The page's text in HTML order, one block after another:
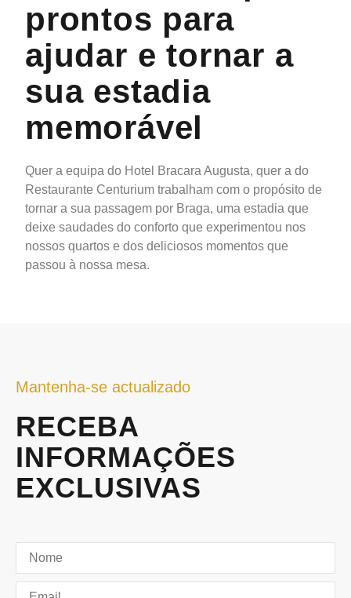
prontos para
ajudar e tornar a
sua estadia
memorável
Quer a equipa do Hotel Bracara Augusta, quer a do
Restaurante Centurium trabalham com o propósito de
tornar a sua passagem por Braga, uma estadia que
deixe saudades do conforto que experimentou nos
nossos quartos e dos deliciosos momentos que
passou à nossa mesa.
Mantenha-se actualizado
RECEBA
INFORMAÇÕES
EXCLUSIVAS